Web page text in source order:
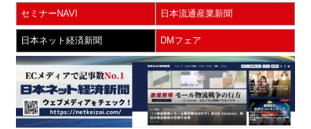
セミナーNAVI 日本流通産業新聞
日本ネット経済新聞 DMフェア